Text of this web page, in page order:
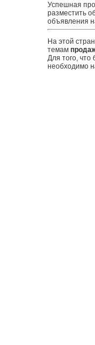
Успешная
разместить
объявления
На этой
темам
Для того,
необходимо